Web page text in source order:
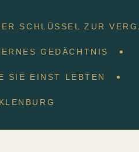
SCHLÜSSEL ZUR
GEDÄCHTNIS
SIE EINST LEBTEN